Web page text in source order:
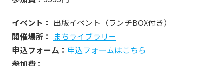
イベント： 出版イベント（ランチBOX付き）
開催場所： まちライブラリー
申込フォーム： 申込フォームはこちら
参加費：